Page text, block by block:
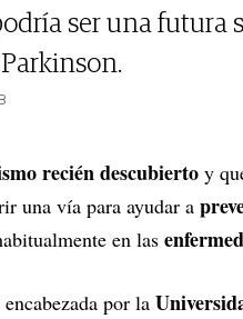
ser una futura
recién descubierto y
una vía para ayudar a
en las
por la